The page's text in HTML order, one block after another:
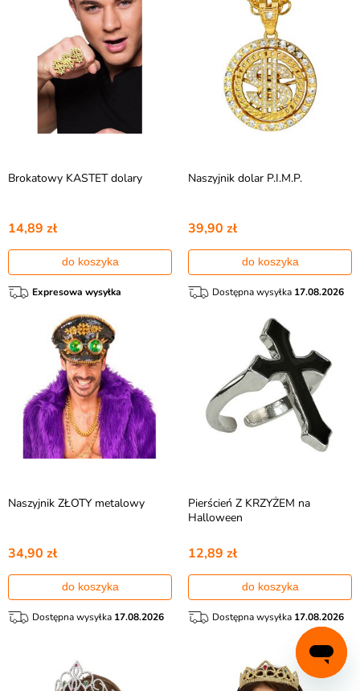
Brokatowy KASTET dolary
14,89 zł
do koszyka
Expresowa wysyłka
Naszyjnik dolar P.I.M.P.
39,90 zł
do koszyka
Dostępna wysyłka 17.08.2026
Naszyjnik ZŁOTY metalowy
34,90 zł
do koszyka
Dostępna wysyłka 17.08.2026
Pierścień Z KRZYŻEM na
Halloween
12,89 zł
do koszyka
Dostępna wysyłka 17.08.2026